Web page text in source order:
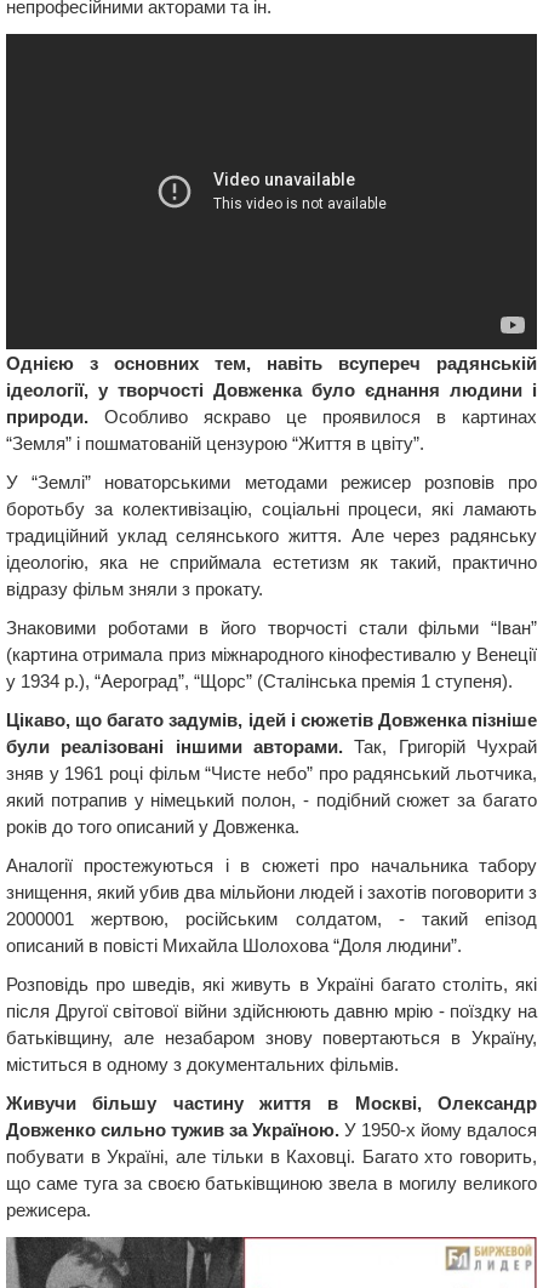
непрофесійними акторами та ін.
Однією з основних тем, навіть всупереч радянській
ідеології, у творчості Довженка було єднання людини і
природи. Особливо яскраво це проявилося в картинах
“Земля” і пошматованій цензурою “Життя в цвіту”.
У “Землі” новаторськими методами режисер розповів про
боротьбу за колективізацію, соціальні процеси, які ламають
традиційний уклад селянського життя. Але через радянську
ідеологію, яка не сприймала естетизм як такий, практично
відразу фільм зняли з прокату.
Знаковими роботами в його творчості стали фільми “Іван”
(картина отримала приз міжнародного кінофестивалю у Венеції
у 1934 р.), “Аероград”, “Щорс” (Сталінська премія 1 ступеня).
Цікаво, що багато задумів, ідей і сюжетів Довженка пізніше
були реалізовані іншими авторами. Так, Григорій Чухрай
зняв у 1961 році фільм “Чисте небо” про радянський льотчика,
який потрапив у німецький полон, - подібний сюжет за багато
років до того описаний у Довженка.
Аналогії простежуються і в сюжеті про начальника табору
знищення, який убив два мільйони людей і захотів поговорити з
2000001 жертвою, російським солдатом, - такий епізод
описаний в повісті Михайла Шолохова “Доля людини”.
Розповідь про шведів, які живуть в Україні багато століть, які
після Другої світової війни здійснюють давню мрію - поїздку на
батьківщину, але незабаром знову повертаються в Україну,
міститься в одному з документальних фільмів.
Живучи більшу частину життя в Москві, Олександр
Довженко сильно тужив за Україною. У 1950-х йому вдалося
побувати в Україні, але тільки в Каховці. Багато хто говорить,
що саме туга за своєю батьківщиною звела в могилу великого
режисера.